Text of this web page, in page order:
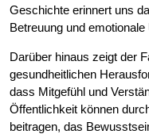
Geschichte erinnert uns
Betreuung und
Darüber hinaus zeigt der
gesundheitlichen
dass Mitgefühl und
Öffentlichkeit können
beitragen, das